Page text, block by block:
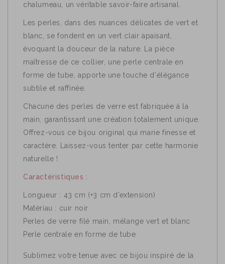
chalumeau, un véritable savoir-faire artisanal.
Les perles, dans des nuances délicates de vert et
blanc, se fondent en un vert clair apaisant,
évoquant la douceur de la nature. La pièce
maîtresse de ce collier, une perle centrale en
forme de tube, apporte une touche d'élégance
subtile et raffinée.
Chacune des perles de verre est fabriquée à la
main, garantissant une création totalement unique.
Offrez-vous ce bijou original qui marie finesse et
caractère. Laissez-vous tenter par cette harmonie
naturelle !
Caractéristiques :
Longueur : 43 cm (+3 cm d’extension)
Matériau : cuir noir
Perles de verre filé main, mélange vert et blanc
Perle centrale en forme de tube
Sublimez votre tenue avec ce bijou inspiré de la